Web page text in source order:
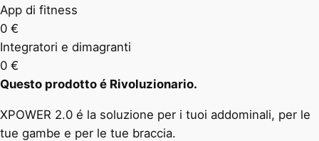
App di fitness
0 €
Integratori e dimagranti
0 €
Questo prodotto é Rivoluzionario.
XPOWER 2.0 é la soluzione per i tuoi addominali, per le
tue gambe e per le tue braccia.